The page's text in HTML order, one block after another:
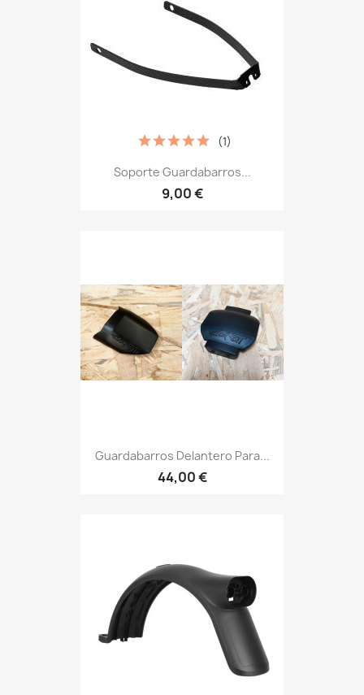
Soporte Guardabarros...
9,00 €
(1)
Guardabarros Delantero Para...
44,00 €